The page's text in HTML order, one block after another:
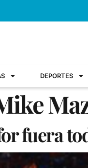
DEPORTES
fuera